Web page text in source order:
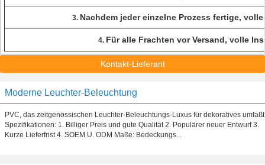
3. Nachdem jeder einzelne Prozess fertige,
4. Für alle Frachten vor Versand, volle
Kontakt-Lieferant
Moderne Leuchter-Beleuchtung
PVC, das zeitgenössischen Leuchter-Beleuchtungs-Luxus für dekoratives umfaßt
Spezifikationen: 1. Billiger Preis und gute Qualität 2. Populärer neuer Entwurf 3.
Kurze Lieferfrist 4. SOEM U. ODM Maße: Bedeckungs...